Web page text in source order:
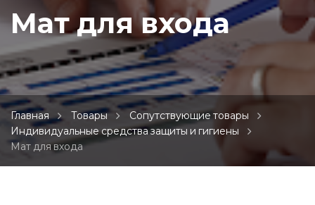
Мат для входа
Главная Товары
Сопутствующие товары
Индивидуальные средства защиты и гигиены
Мат для входа